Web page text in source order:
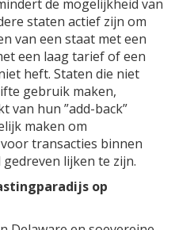
de mogelijkheid van
staten actief zijn om
van een staat met een
een laag tarief of een
heft. Staten die niet
gebruik maken,
van hun ”add-back”
maken om
transacties binnen
lijken te zijn.
op